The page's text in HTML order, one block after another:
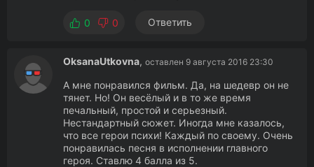
0 0 Ответить
OksanaUtkovna, оставлен 9 августа 2016 23:30
А мне понравился фильм. Да, на шедевр он не
тянет. Но! Он весёлый и в то же время
печальный, простой и серьезный.
Нестандартный сюжет. Иногда мне казалось,
что все герои психи! Каждый по своему. Очень
понравилась песня в исполнении главного
героя. Ставлю 4 балла из 5.